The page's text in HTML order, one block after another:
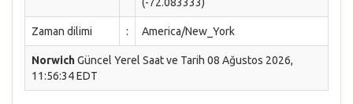
Zaman dilimi : America/New_York
NorwichGüncel Yerel Saat ve Tarih 08 Ağustos 2026,
11:56:34 EDT